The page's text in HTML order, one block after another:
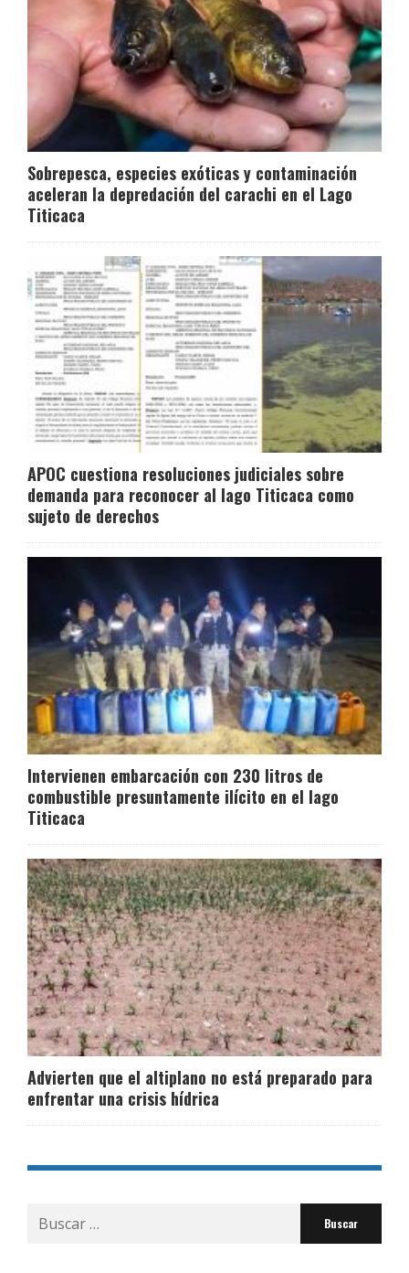
Sobrepesca, especies exóticas y contaminación
aceleran la depredación del carachi en el Lago
Titicaca
APOC cuestiona resoluciones judiciales sobre
demanda para reconocer al lago Titicaca como
sujeto de derechos
Intervienen embarcación con 230 litros de
combustible presuntamente ilícito en el lago
Titicaca
Advierten que el altiplano no está preparado para
enfrentar una crisis hídrica
Buscar
por: